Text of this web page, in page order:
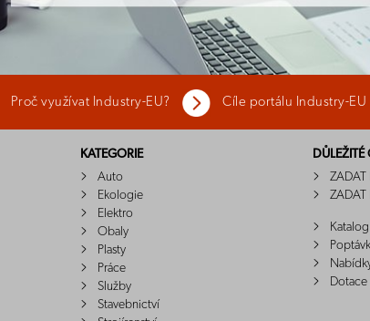
Proč využívat Industry-EU? Cíle portálu Industry-EU
KATEGORIE
Auto
Ekologie
Elektro
Obaly
Plasty
Práce
Služby
Stavebnictví
ZADAT
ZADAT